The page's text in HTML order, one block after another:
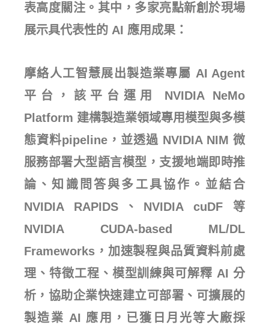
表高度關注。其中，多家亮點新創於現場
展示具代表性的 AI 應用成果：
摩絡人工智慧展出製造業專屬 AI Agent
平台，該平台運用 NVIDIA NeMo
Platform 建構製造業領域專用模型與多模
態資料pipeline，並透過 NVIDIA NIM 微
服務部署大型語言模型，支援地端即時推
論、知識問答與多工具協作。並結合
NVIDIA RAPIDS、NVIDIA cuDF 等
NVIDIA CUDA-based ML/DL
Frameworks，加速製程與品質資料前處
理、特徵工程、模型訓練與可解釋 AI 分
析，協助企業快速建立可部署、可擴展的
製造業 AI 應用，已獲日月光等大廠採